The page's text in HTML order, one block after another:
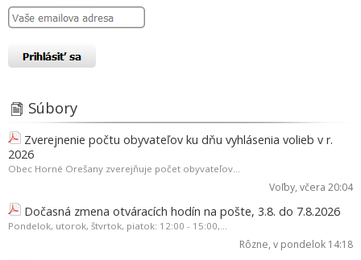
Súbory
Zverejnenie počtu obyvateľov ku dňu vyhlásenia volieb v r.
2026
Obec Horné Orešany zverejňuje počet obyvateľov...
Voľby, včera 20:04
Dočasná zmena otváracích hodín na pošte, 3.8. do 7.8.2026
Pondelok, utorok, štvrtok, piatok: 12:00 - 15:00,...
Rôzne, v pondelok 14:18